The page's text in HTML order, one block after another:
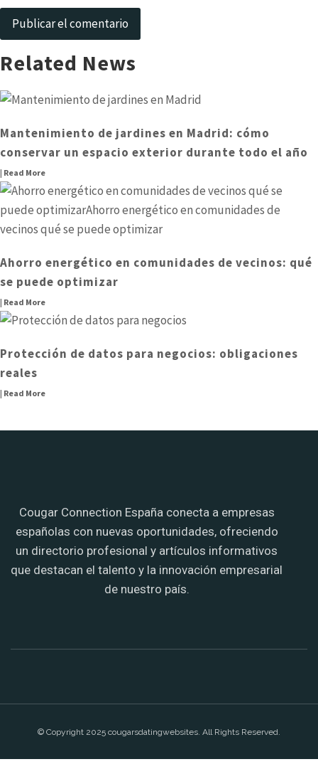
Related News
Mantenimiento de jardines en Madrid: cómo
conservar un espacio exterior durante todo el año
| Read More
Ahorro energético en comunidades de vecinos: qué
se puede optimizar
| Read More
Protección de datos para negocios: obligaciones
reales
| Read More
Cougar Connection España conecta a empresas
españolas con nuevas oportunidades, ofreciendo
un directorio profesional y artículos informativos
que destacan el talento y la innovación empresarial
de nuestro país.
© Copyright 2025 cougarsdatingwebsites. All Rights Reserved.